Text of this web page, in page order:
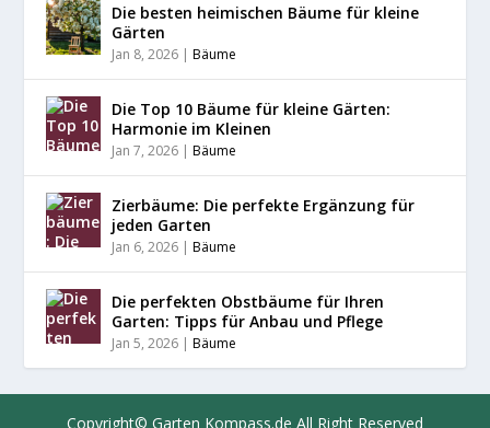
Die besten heimischen Bäume für kleine
Gärten
Jan 8, 2026 |Bäume
Die Top 10 Bäume für kleine Gärten:
Harmonie im Kleinen
Jan 7, 2026 |Bäume
Zierbäume: Die perfekte Ergänzung für
jeden Garten
Jan 6, 2026 |Bäume
Die perfekten Obstbäume für Ihren
Garten: Tipps für Anbau und Pflege
Jan 5, 2026 |Bäume
Copyright© Garten Kompass.de All Right Reserved